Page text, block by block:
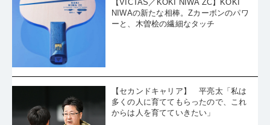
【VICTAS／KOKI NIWA ZC】KOKI
NIWAの新たな相棒。Zカーボンのパワ
ーと、木曽桧の繊細なタッチ
【セカンドキャリア】 平亮太「私は
多くの人に育ててもらったので、これ
からは人を育てていきたい」